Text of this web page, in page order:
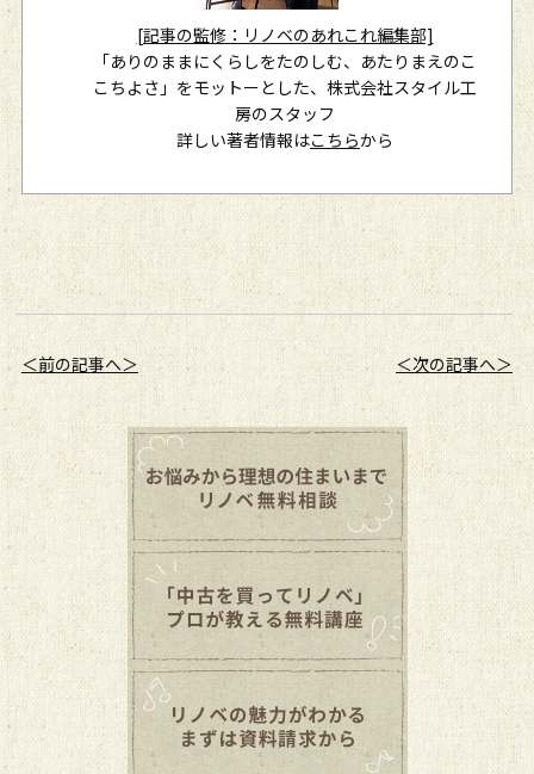
[記事の監修：リノベのあれこれ編集部]
「ありのままにくらしをたのしむ、あたりまえのこ
こちよさ」をモットーとした、株式会社スタイル工
房のスタッフ
詳しい著者情報はこちらから
＜前の記事へ＞ ＜次の記事へ＞